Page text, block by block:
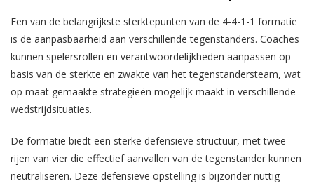
Een van de belangrijkste sterktepunten van de 4-4-1-1 formatie
is de aanpasbaarheid aan verschillende tegenstanders. Coaches
kunnen spelersrollen en verantwoordelijkheden aanpassen op
basis van de sterkte en zwakte van het tegenstandersteam, wat
op maat gemaakte strategieën mogelijk maakt in verschillende
wedstrijdsituaties.
De formatie biedt een sterke defensieve structuur, met twee
rijen van vier die effectief aanvallen van de tegenstander kunnen
neutraliseren. Deze defensieve opstelling is bijzonder nuttig